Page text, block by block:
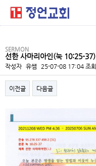
SERMON
선한 사마리아인(눅 10:25-37)
작성자 유쌤 25-07-08 17:04 조회
이전글 다음글